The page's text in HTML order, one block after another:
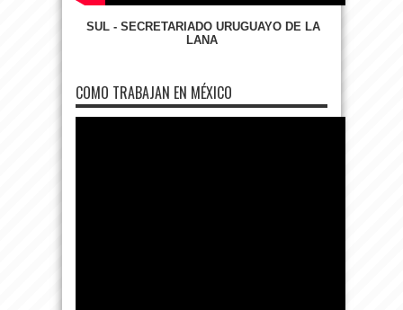
SUL - SECRETARIADO URUGUAYO DE LA
LANA
COMO TRABAJAN EN MÉXICO